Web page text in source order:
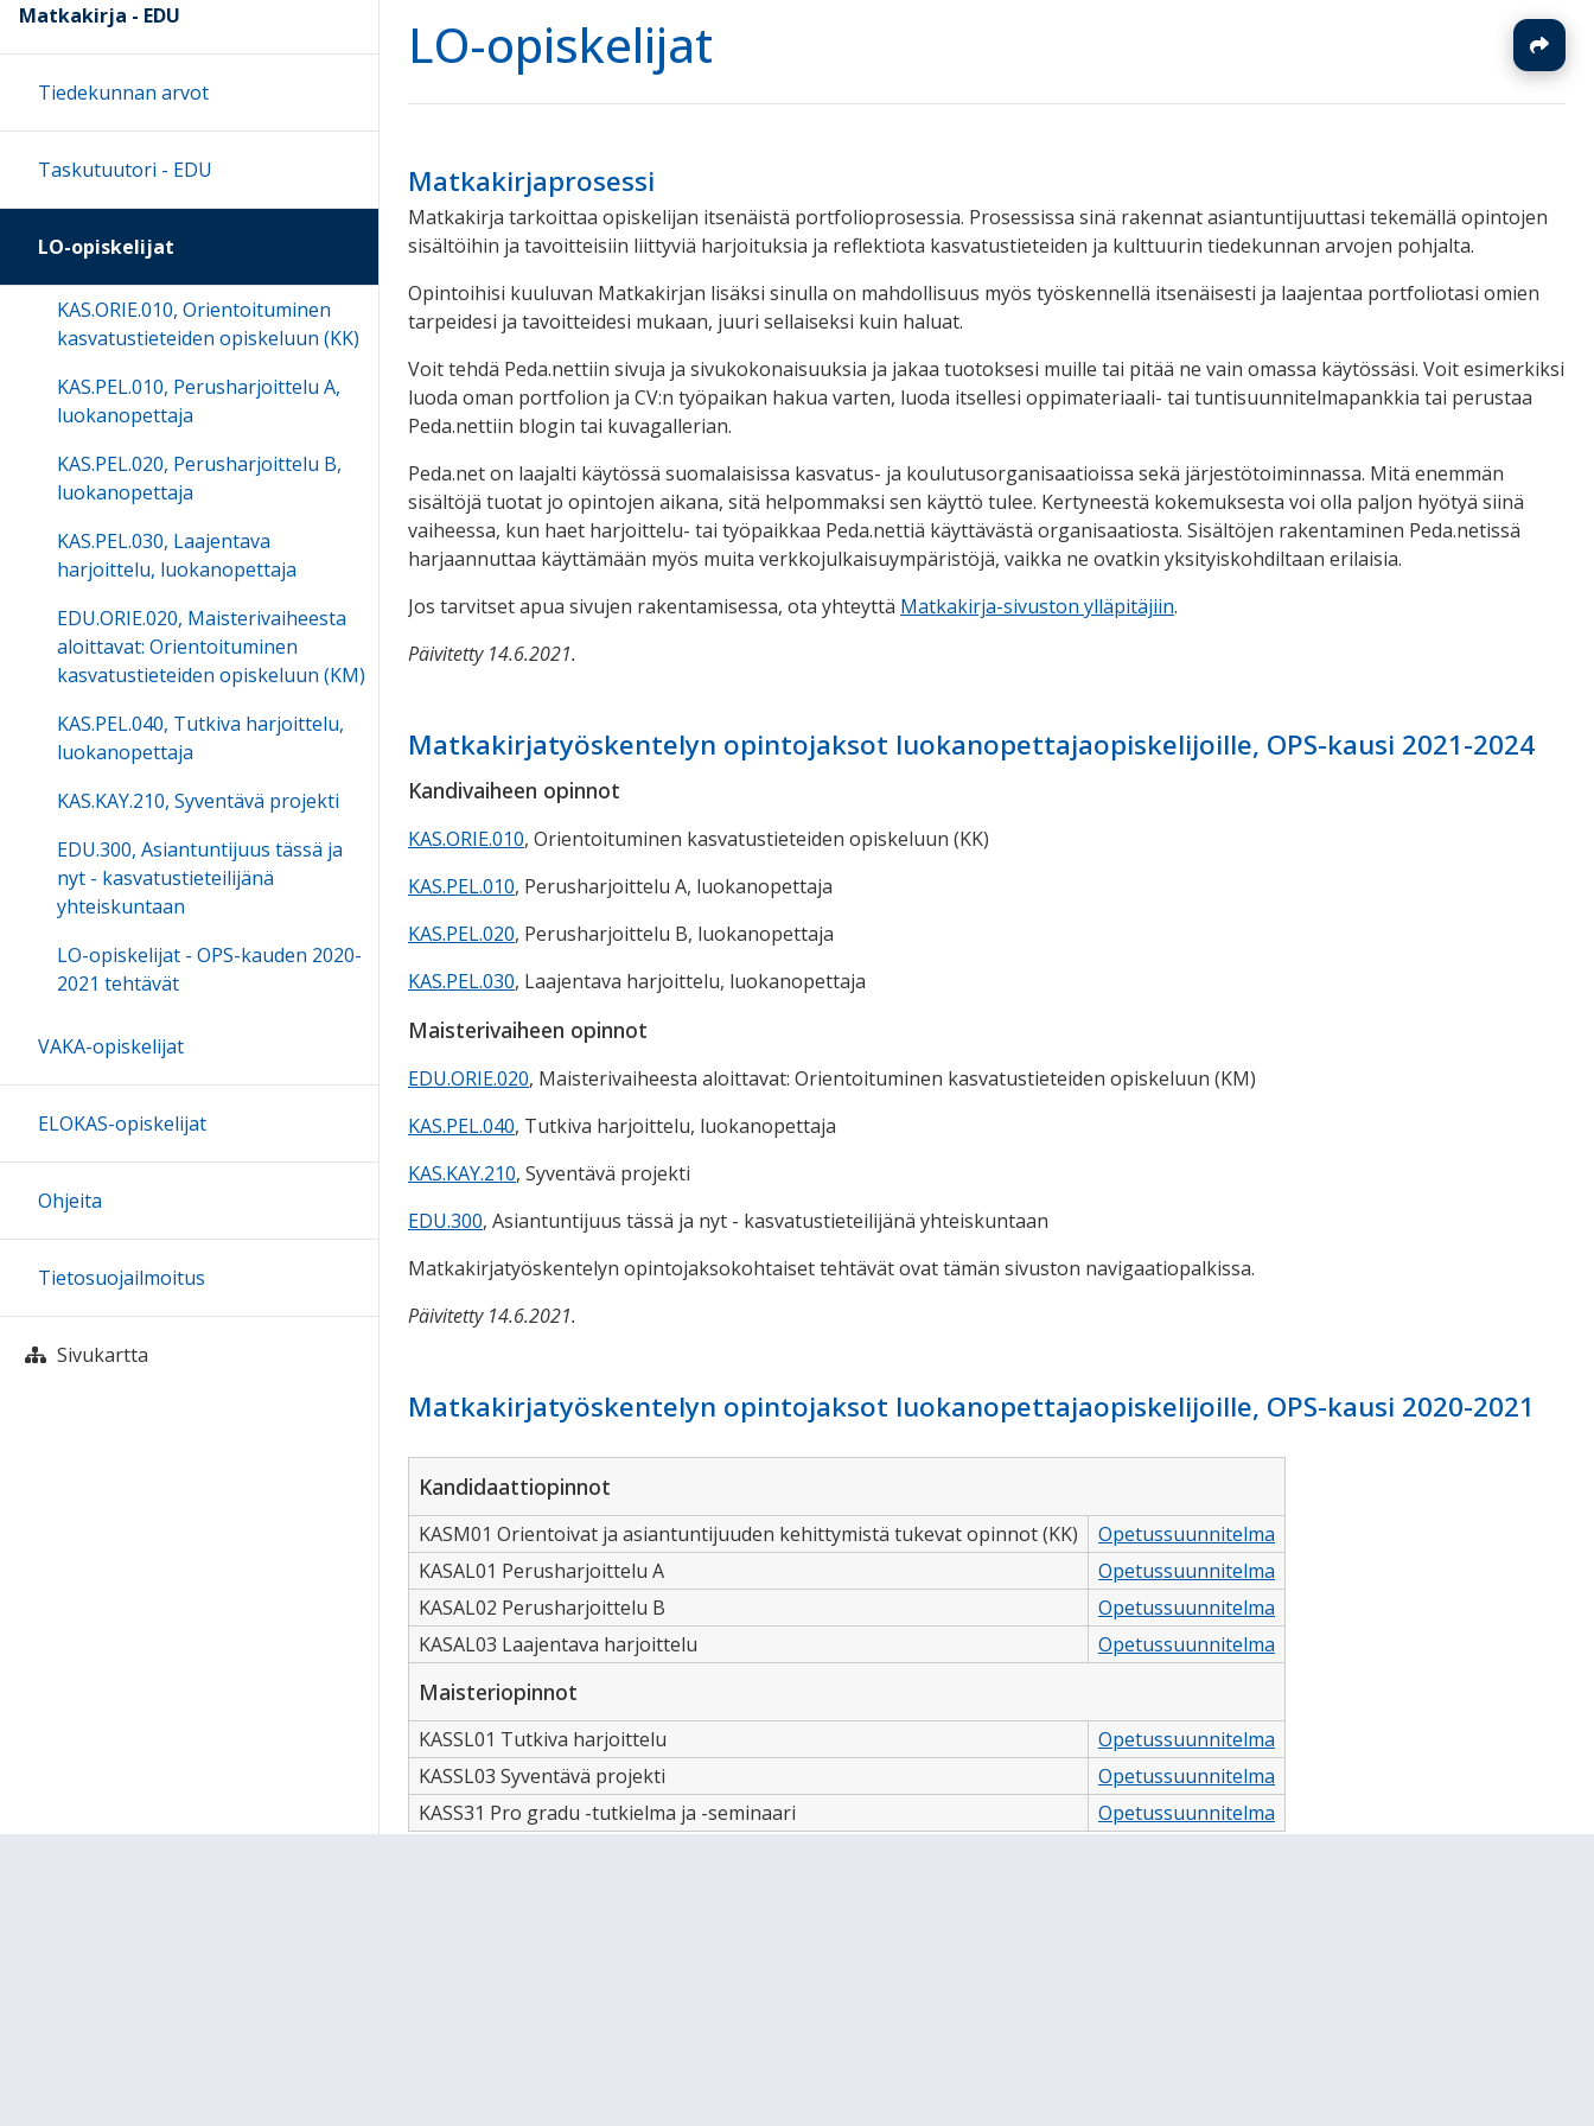
LO-opiskelijat
Matkakirjaprosessi
Matkakirja tarkoittaa opiskelijan itsenäistä portfolioprosessia. Prosessissa sinä rakennat asiantuntijuuttasi tekemällä opintojen
sisältöihin ja tavoitteisiin liittyviä harjoituksia ja reflektiota kasvatustieteiden ja kulttuurin tiedekunnan arvojen pohjalta.
Opintoihisi kuuluvan Matkakirjan lisäksi sinulla on mahdollisuus myös työskennellä itsenäisesti ja laajentaa portfoliotasi omien
tarpeidesi ja tavoitteidesi mukaan, juuri sellaiseksi kuin haluat.
Voit tehdä Peda.nettiin sivuja ja sivukokonaisuuksia ja jakaa tuotoksesi muille tai pitää ne vain omassa käytössäsi. Voit esimerkiksi
luoda oman portfolion ja CV:n työpaikan hakua varten, luoda itsellesi oppimateriaali- tai tuntisuunnitelmapankkia tai perustaa
Peda.nettiin blogin tai kuvagallerian.
Peda.net on laajalti käytössä suomalaisissa kasvatus- ja koulutusorganisaatioissa sekä järjestötoiminnassa. Mitä enemmän
sisältöjä tuotat jo opintojen aikana, sitä helpommaksi sen käyttö tulee. Kertyneestä kokemuksesta voi olla paljon hyötyä siinä
vaiheessa, kun haet harjoittelu- tai työpaikkaa Peda.nettiä käyttävästä organisaatiosta. Sisältöjen rakentaminen Peda.netissä
harjaannuttaa käyttämään myös muita verkkojulkaisuympäristöjä, vaikka ne ovatkin yksityiskohdiltaan erilaisia.
Jos tarvitset apua sivujen rakentamisessa, ota yhteyttä Matkakirja-sivuston ylläpitäjiin.
Päivitetty 14.6.2021.
Matkakirjatyöskentelyn opintojaksot luokanopettajaopiskelijoille, OPS-kausi 2021-2024
Kandivaiheen opinnot
KAS.ORIE.010, Orientoituminen kasvatustieteiden opiskeluun (KK)
KAS.PEL.010, Perusharjoittelu A, luokanopettaja
KAS.PEL.020, Perusharjoittelu B, luokanopettaja
KAS.PEL.030, Laajentava harjoittelu, luokanopettaja
Maisterivaiheen opinnot
EDU.ORIE.020, Maisterivaiheesta aloittavat: Orientoituminen kasvatustieteiden opiskeluun (KM)
KAS.PEL.040, Tutkiva harjoittelu, luokanopettaja
KAS.KAY.210, Syventävä projekti
EDU.300, Asiantuntijuus tässä ja nyt - kasvatustieteilijänä yhteiskuntaan
Matkakirjatyöskentelyn opintojaksokohtaiset tehtävät ovat tämän sivuston navigaatiopalkissa.
Päivitetty 14.6.2021.
Matkakirjatyöskentelyn opintojaksot luokanopettajaopiskelijoille, OPS-kausi 2020-2021
Kandidaattiopinnot
KASM01 Orientoivat ja asiantuntijuuden kehittymistä tukevat opinnot (KK)
Opetussuunnitelma
KASAL01 Perusharjoittelu A
Opetussuunnitelma
KASAL02 Perusharjoittelu B
Opetussuunnitelma
KASAL03 Laajentava harjoittelu
Opetussuunnitelma
Maisteriopinnot
KASSL01 Tutkiva harjoittelu
Opetussuunnitelma
KASSL03 Syventävä projekti
Opetussuunnitelma
KASS31 Pro gradu -tutkielma ja -seminaari
Opetussuunnitelma
Matkakirja - EDU
Tiedekunnan arvot
Taskutuutori - EDU
LO-opiskelijat
KAS.ORIE.010, Orientoituminen
kasvatustieteiden opiskeluun (KK)
KAS.PEL.010, Perusharjoittelu A,
luokanopettaja
KAS.PEL.020, Perusharjoittelu B,
luokanopettaja
KAS.PEL.030, Laajentava
harjoittelu, luokanopettaja
EDU.ORIE.020, Maisterivaiheesta
aloittavat: Orientoituminen
kasvatustieteiden opiskeluun (KM)
KAS.PEL.040, Tutkiva harjoittelu,
luokanopettaja
KAS.KAY.210, Syventävä projekti
EDU.300, Asiantuntijuus tässä ja
nyt - kasvatustieteilijänä
yhteiskuntaan
LO-opiskelijat - OPS-kauden 2020-
2021 tehtävät
VAKA-opiskelijat
ELOKAS-opiskelijat
Ohjeita
Tietosuojailmoitus
Sivukartta